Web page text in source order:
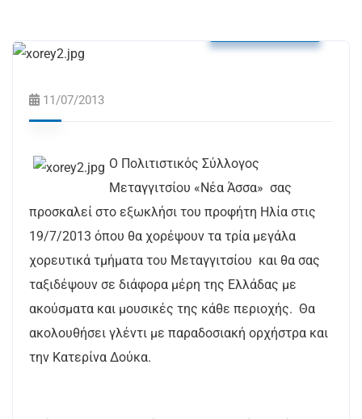
11/07/2013
Ο Πολιτιστικός Σύλλογος
Μεταγγιτσίου «Νέα Άσσα» σας
προσκαλεί στο εξωκλήσι του προφήτη Ηλία στις
19/7/2013 όπου θα χορέψουν τα τρία μεγάλα
χορευτικά τμήματα του Μεταγγιτσίου και θα σας
ταξιδέψουν σε διάφορα μέρη της Ελλάδας με
ακούσματα και μουσικές της κάθε περιοχής. Θα
ακολουθήσει γλέντι με παραδοσιακή ορχήστρα και
την Κατερίνα Δούκα.